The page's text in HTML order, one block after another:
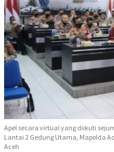
Apel secara virtual yang diikuti
Lantai 2 Gedung Utama, Mapolda
Aceh